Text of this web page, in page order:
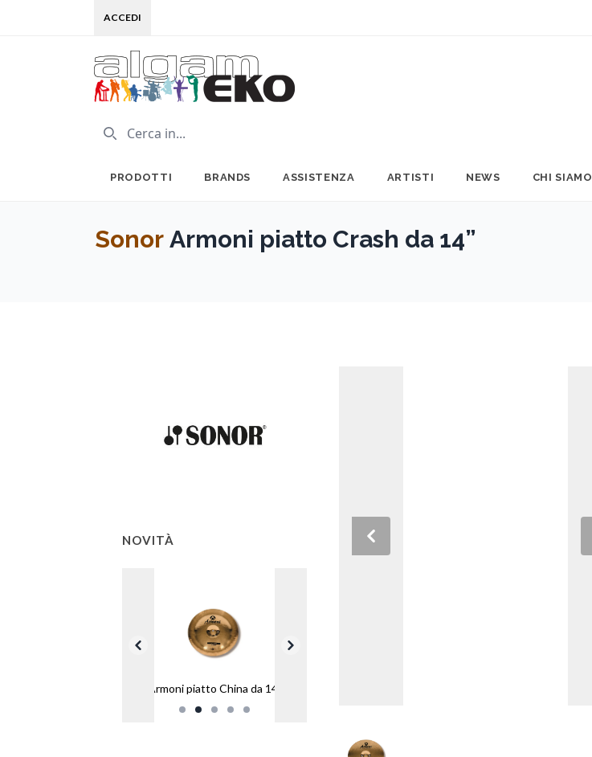
ACCEDI
PRODOTTI BRANDS ASSISTENZA ARTISTI NEWS CHI SIAMO
Sonor Armoni piatto Crash da 14”
NOVITÀ
Armoni piatto China da 14”
Previous